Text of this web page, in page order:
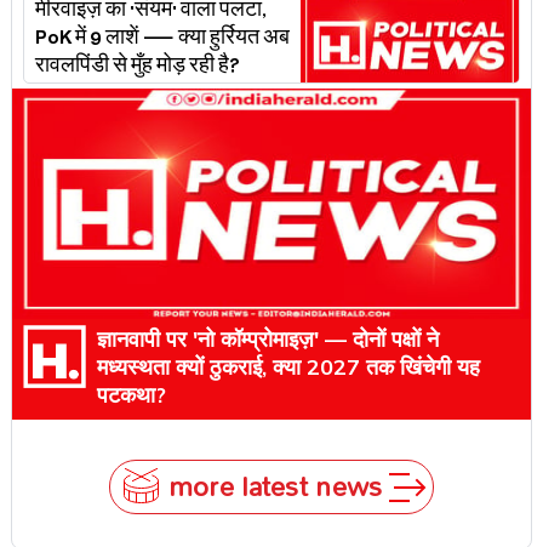
मीरवाइज़ का 'संयम' वाला पलटा,
PoK में 9 लाशें — क्या हुर्रियत अब
रावलपिंडी से मुँह मोड़ रही है?
ज्ञानवापी पर 'नो कॉम्प्रोमाइज़' — दोनों पक्षों ने
मध्यस्थता क्यों ठुकराई, क्या 2027 तक खिंचेगी यह
पटकथा?
more latest news